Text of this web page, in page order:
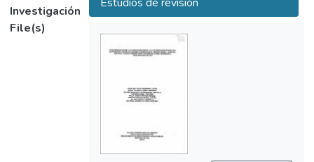
pacientes no presentan concordancia entre
Investigación
File(s)